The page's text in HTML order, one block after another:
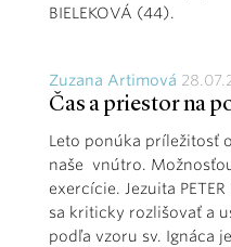
BIELEKOVÁ (44).
Zuzana Artimová
Čas a priestor na
Leto ponúka príležitosť
naše vnútro.
exercície. Jezuita
sa kriticky rozlišovať a
podľa vzoru sv. Ignáca